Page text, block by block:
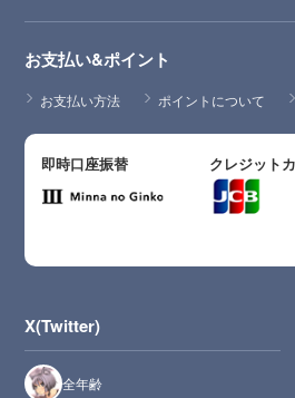
お支払い&ポイント
お支払い方法 ポイントについて
即時口座振替 クレジット
X(Twitter)
全年齢